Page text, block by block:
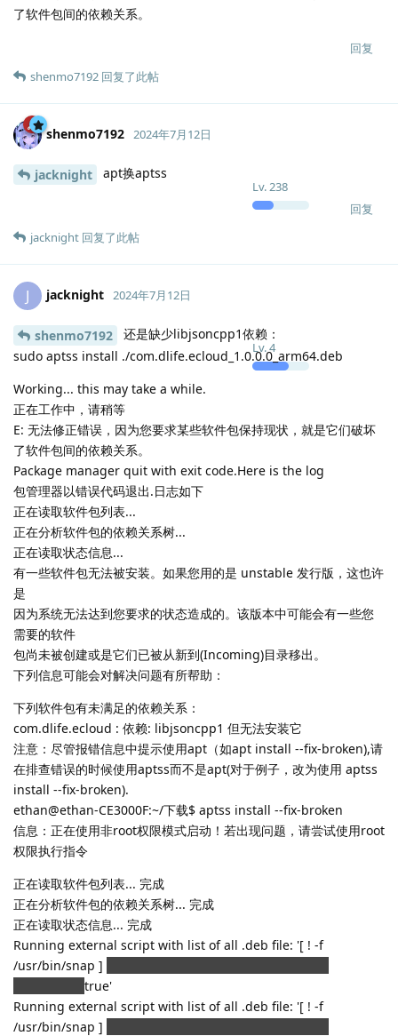
了软件包间的依赖关系。
回复
shenmo7192 回复了此帖
shenmo7192
Lv.238
2024年7月12日
jacknight apt换aptss
回复
jacknight 回复了此帖
J jacknight
Lv.4
2024年7月12日
shenmo7192
还是缺少libjsoncpp1依赖：
sudo aptss install ./com.dlife.ecloud_1.0.0.0_arm64.deb
Working... this may take a while.
正在工作中，请稍等
E: 无法修正错误，因为您要求某些软件包保持现状，就是它们破坏
了软件包间的依赖关系。
Package manager quit with exit code.Here is the log
包管理器以错误代码退出.日志如下
正在读取软件包列表...
正在分析软件包的依赖关系树...
正在读取状态信息...
有一些软件包无法被安装。如果您用的是 unstable 发行版，这也许
是
因为系统无法达到您要求的状态造成的。该版本中可能会有一些您
需要的软件
包尚未被创建或是它们已被从新到(Incoming)目录移出。
下列信息可能会对解决问题有所帮助：
下列软件包有未满足的依赖关系：
com.dlife.ecloud : 依赖: libjsoncpp1 但无法安装它
注意：尽管报错信息中提示使用apt（如apt install --fix-broken),请
在排查错误的时候使用aptss而不是apt(对于例子，改为使用 aptss
install --fix-broken).
ethan@ethan-CE3000F:~/下载$ aptss install --fix-broken
信息：正在使用非root权限模式启动！若出现问题，请尝试使用root
权限执行指令
正在读取软件包列表... 完成
正在分析软件包的依赖关系树... 完成
正在读取状态信息... 完成
Running external script with list of all .deb file: '[ ! -f
/usr/bin/snap ]
true'
Running external script with list of all .deb file: '[ ! -f
/usr/bin/snap ]